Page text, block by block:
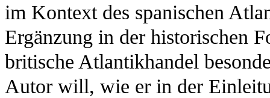
im Kontext des spanischen
Ergänzung in der historischen
britische Atlantikhandel
Autor will, wie er in der